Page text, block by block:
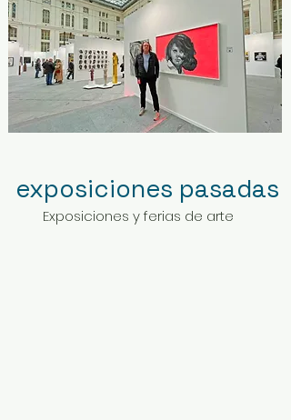
Exposiciones y ferias de arte
exposiciones pasadas